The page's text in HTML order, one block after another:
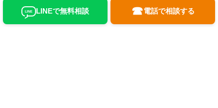
入力ではない｜JWNET対策
LINE LINEで無料相談 ☎電話で相談する